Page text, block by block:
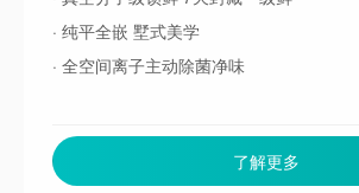
· 纯平全嵌 墅式美学
· 全空间离子主动除菌净味
了解更多